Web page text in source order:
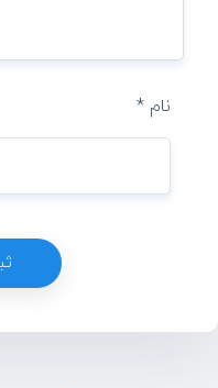
نام *